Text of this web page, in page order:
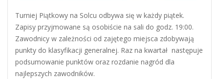
Turniej Piątkowy na Solcu odbywa się w każdy piątek.
Zapisy przyjmowane są osobiście na sali do godz. 19:00.
Zawodnicy w zależności od zajętego miejsca zdobywają
punkty do klasyfikacji generalnej. Raz na kwartał następuje
podsumowanie punktów oraz rozdanie nagród dla
najlepszych zawodników.